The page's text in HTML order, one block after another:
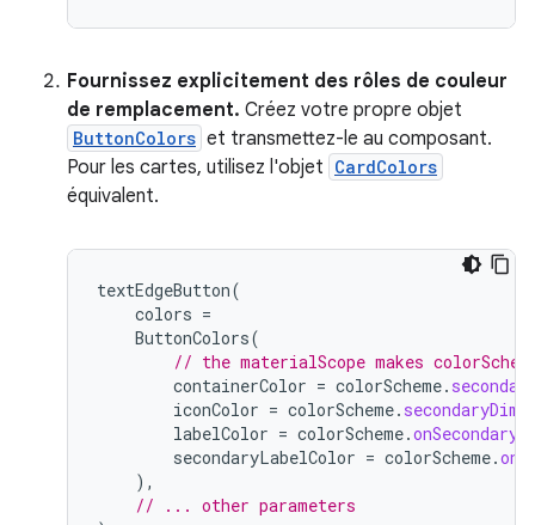
Fournissez explicitement des rôles de couleur
de remplacement. Créez votre propre objet
ButtonColors et transmettez-le au composant.
Pour les cartes, utilisez l'objet CardColors
équivalent.
textEdgeButton(
colors =
ButtonColors(
// the materialScope makes
containerColor = colorScheme.
iconColor = colorScheme. secondaryDim
labelColor = colorScheme.onSecondary
secondaryLabelColor = colorScheme.
),
// ... other parameters